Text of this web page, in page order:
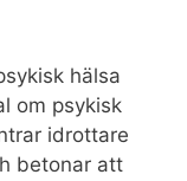
hälsa
om psykisk
idrottare
betonar att